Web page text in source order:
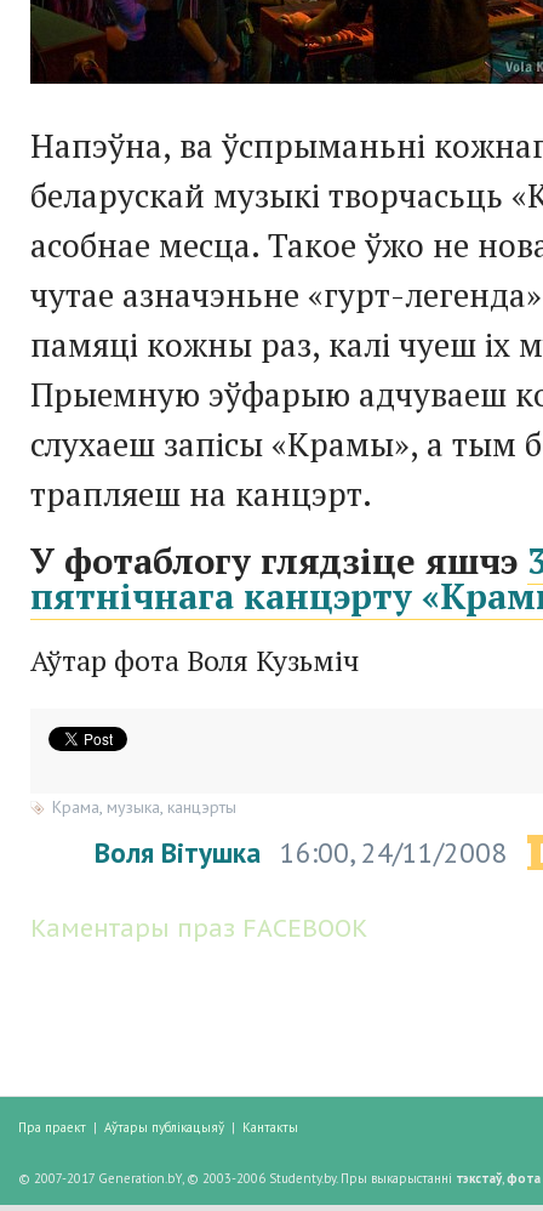
Напэўна, ва ўспрыманьні
беларускай музыкі творчасьць
асобнае месца. Такое ўжо не
чутае азначэньне «гурт-
памяці кожны раз, калі чуеш іх
Прыемную эўфарыю адчуваеш
слухаеш запісы «Крамы», а тым
трапляеш на канцэрт.
У фотаблогу глядзіце яшчэ
пятнічнага канцэрту
Аўтар фота Воля Кузьміч
Крама музыка канцэрты
Воля Вітушка 16:00, 24/11/2008 |
Каментары праз FACEBOOK
Пра праект | Аўтары публікацыяў | Кантакты
© 2007-2017 Generation.bY, © 2003-2006 Studenty.by. Пры выкарыстанні тэкстаў, фота